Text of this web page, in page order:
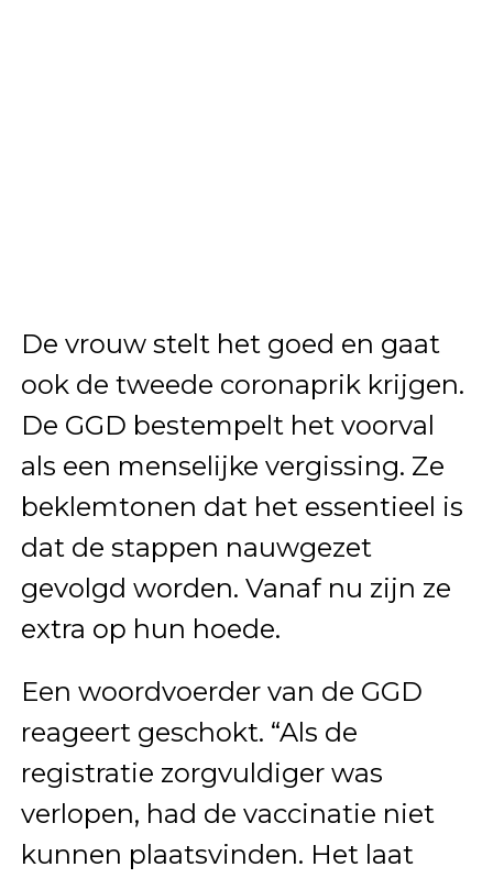
De vrouw stelt het goed en gaat
ook de tweede coronaprik krijgen.
De GGD bestempelt het voorval
als een menselijke vergissing. Ze
beklemtonen dat het essentieel is
dat de stappen nauwgezet
gevolgd worden. Vanaf nu zijn ze
extra op hun hoede.
Een woordvoerder van de GGD
reageert geschokt. “Als de
registratie zorgvuldiger was
verlopen, had de vaccinatie niet
kunnen plaatsvinden. Het laat